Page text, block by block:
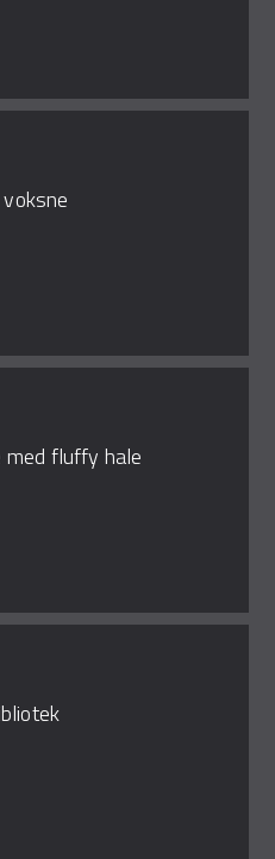
med fluffy hale